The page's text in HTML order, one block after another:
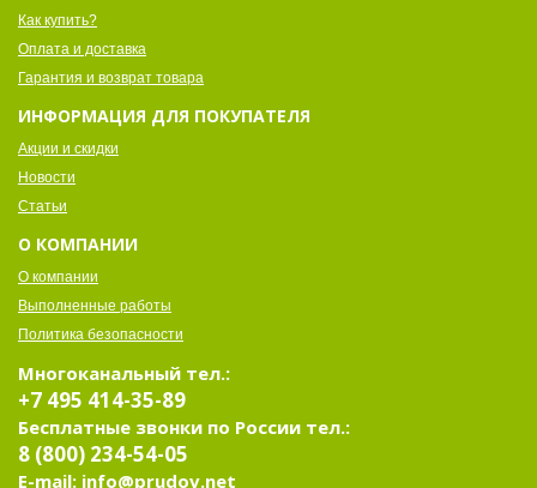
Как купить?
Оплата и доставка
Гарантия и возврат товара
ИНФОРМАЦИЯ ДЛЯ ПОКУПАТЕЛЯ
Акции и скидки
Новости
Статьи
О КОМПАНИИ
О компании
Выполненные работы
Политика безопасности
Многоканальный тел.:
+7 495 414-35-89
Бесплатные звонки по России тел.:
8 (800) 234-54-05
E-mail: info@prudov.net